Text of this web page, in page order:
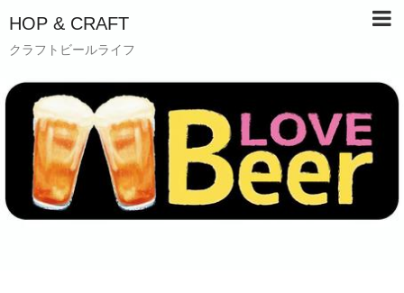
HOP & CRAFT
クラフトビールライフ